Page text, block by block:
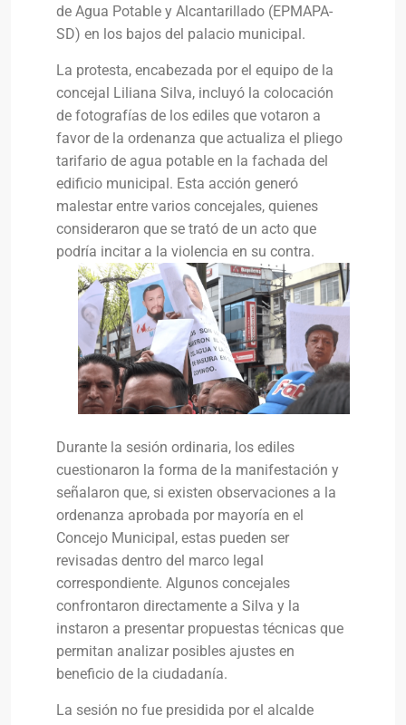
de Agua Potable y Alcantarillado (EPMAPA-
SD) en los bajos del palacio municipal.
La protesta, encabezada por el equipo de la
concejal Liliana Silva, incluyó la colocación
de fotografías de los ediles que votaron a
favor de la ordenanza que actualiza el pliego
tarifario de agua potable en la fachada del
edificio municipal. Esta acción generó
malestar entre varios concejales, quienes
consideraron que se trató de un acto que
podría incitar a la violencia en su contra.
Durante la sesión ordinaria, los ediles
cuestionaron la forma de la manifestación y
señalaron que, si existen observaciones a la
ordenanza aprobada por mayoría en el
Concejo Municipal, estas pueden ser
revisadas dentro del marco legal
correspondiente. Algunos concejales
confrontaron directamente a Silva y la
instaron a presentar propuestas técnicas que
permitan analizar posibles ajustes en
beneficio de la ciudadanía.
La sesión no fue presidida por el alcalde